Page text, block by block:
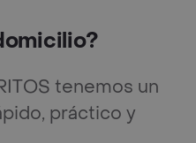
tenemos un
práctico y